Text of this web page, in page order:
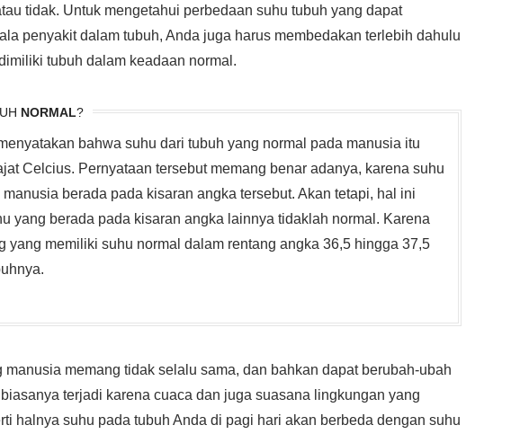
tidak. Untuk mengetahui perbedaan suhu tubuh yang dapat
penyakit dalam tubuh, Anda juga harus membedakan terlebih dahulu
tubuh dalam keadaan normal.
NORMAL?
bahwa suhu dari tubuh yang normal pada manusia itu
Celcius. Pernyataan tersebut memang benar adanya, karena suhu
berada pada kisaran angka tersebut. Akan tetapi, hal ini
yang berada pada kisaran angka lainnya tidaklah normal. Karena
yang memiliki suhu normal dalam rentang angka 36,5 hingga 37,5
manusia memang tidak selalu sama, dan bahkan dapat berubah-ubah
terjadi karena cuaca dan juga suasana lingkungan yang
halnya suhu pada tubuh Anda di pagi hari akan berbeda dengan suhu